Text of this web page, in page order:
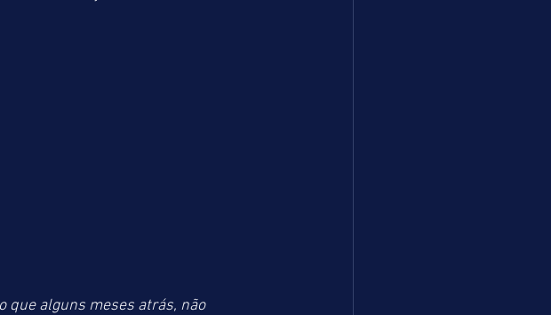
que alguns meses atrás, não